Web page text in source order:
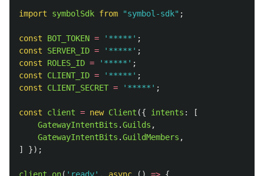
import symbolSdk from "symbol-sdk" ;
const BOT_TOKEN = ' ***** ' ;
const
SERVER_ID = ' ***** ' ;
const
ROLES_ID = ' ***** ' ;
const
CLIENT_ID = ' ***** ' ;
const
CLIENT_SECRET = ' ***** ' ;
const client = new Client ({ intents :
[
GatewayIntentBits .Guilds ,
GatewayIntentBits .GuildMembers ,
]
});